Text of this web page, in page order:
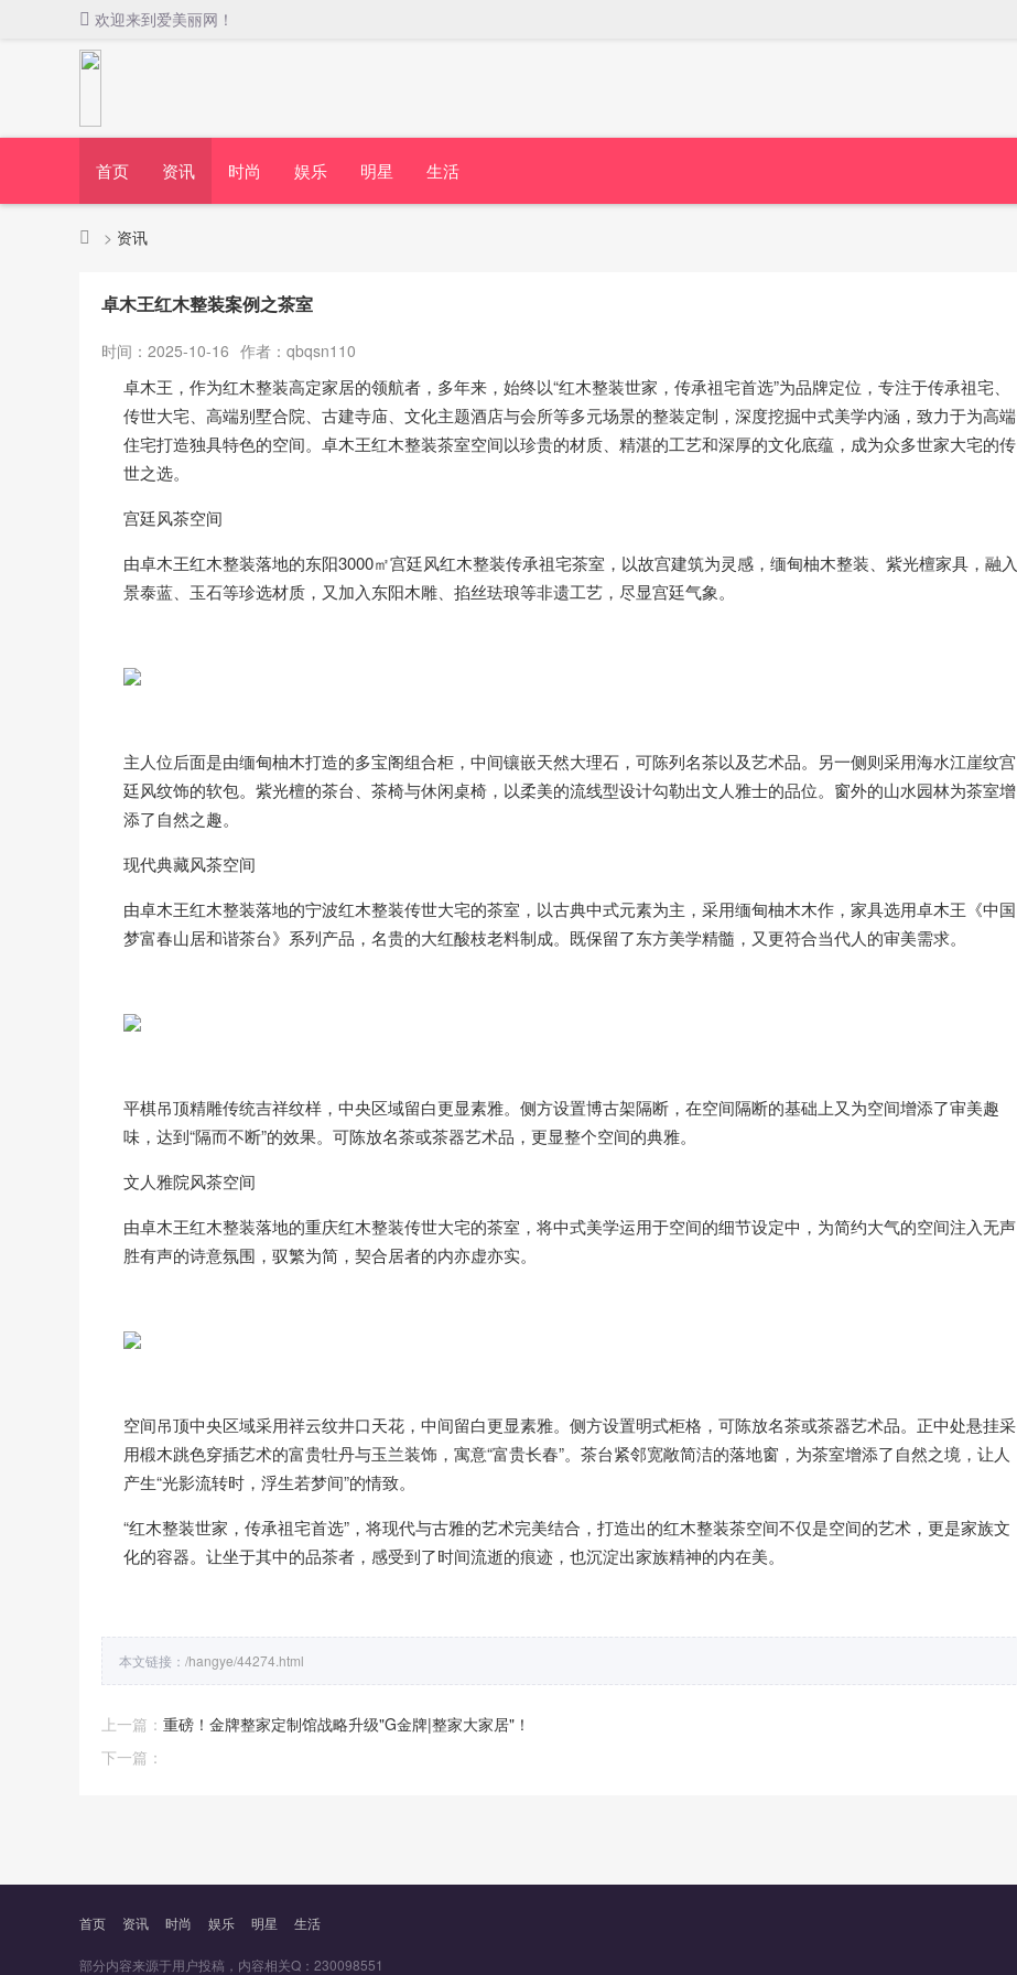
欢迎来到爱美丽网！
首页 资讯 时尚 娱乐 明星 生活
> 资讯
卓木王红木整装案例之茶室
时间：2025-10-16 作者：qbqsn110
卓木王，作为红木整装高定家居的领航者，多年来，始终以“红木整装世家，传承祖宅首选”为品牌定位，专注于传承祖宅、
传世大宅、高端别墅合院、古建寺庙、文化主题酒店与会所等多元场景的整装定制，深度挖掘中式美学内涵，致力于为高端
住宅打造独具特色的空间。卓木王红木整装茶室空间以珍贵的材质、精湛的工艺和深厚的文化底蕴，成为众多世家大宅的传
世之选。
宫廷风茶空间
由卓木王红木整装落地的东阳3000㎡宫廷风红木整装传承祖宅茶室，以故宫建筑为灵感，缅甸柚木整装、紫光檀家具，融入
景泰蓝、玉石等珍选材质，又加入东阳木雕、掐丝珐琅等非遗工艺，尽显宫廷气象。
主人位后面是由缅甸柚木打造的多宝阁组合柜，中间镶嵌天然大理石，可陈列名茶以及艺术品。另一侧则采用海水江崖纹宫
廷风纹饰的软包。紫光檀的茶台、茶椅与休闲桌椅，以柔美的流线型设计勾勒出文人雅士的品位。窗外的山水园林为茶室增
添了自然之趣。
现代典藏风茶空间
由卓木王红木整装落地的宁波红木整装传世大宅的茶室，以古典中式元素为主，采用缅甸柚木木作，家具选用卓木王《中国
梦富春山居和谐茶台》系列产品，名贵的大红酸枝老料制成。既保留了东方美学精髓，又更符合当代人的审美需求。
平棋吊顶精雕传统吉祥纹样，中央区域留白更显素雅。侧方设置博古架隔断，在空间隔断的基础上又为空间增添了审美趣
味，达到“隔而不断”的效果。可陈放名茶或茶器艺术品，更显整个空间的典雅。
文人雅院风茶空间
由卓木王红木整装落地的重庆红木整装传世大宅的茶室，将中式美学运用于空间的细节设定中，为简约大气的空间注入无声
胜有声的诗意氛围，驭繁为简，契合居者的内亦虚亦实。
空间吊顶中央区域采用祥云纹井口天花，中间留白更显素雅。侧方设置明式柜格，可陈放名茶或茶器艺术品。正中处悬挂采
用椴木跳色穿插艺术的富贵牡丹与玉兰装饰，寓意“富贵长春”。茶台紧邻宽敞简洁的落地窗，为茶室增添了自然之境，让人
产生“光影流转时，浮生若梦间”的情致。
“红木整装世家，传承祖宅首选”，将现代与古雅的艺术完美结合，打造出的红木整装茶空间不仅是空间的艺术，更是家族文
化的容器。让坐于其中的品茶者，感受到了时间流逝的痕迹，也沉淀出家族精神的内在美。
本文链接： /hangye/44274.html
上一篇： 重磅！金牌整家定制馆战略升级"G金牌|整家大家居"！
下一篇：
首页 资讯 时尚 娱乐 明星 生活
部分内容来源于用户投稿，内容相关Q：230098551